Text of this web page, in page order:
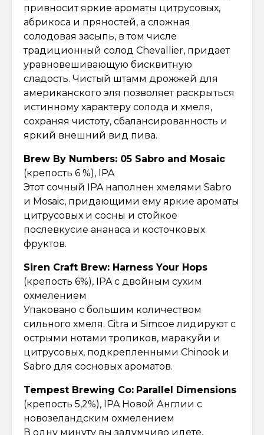
привносит яркие ароматы цитрусовых,
абрикоса и пряностей, а сложная
солодовая засыпь, в том числе
традиционный солод Chevallier, придает
уравновешивающую бисквитную
сладость. Чистый штамм дрожжей для
американского эля позволяет раскрыться
истинному характеру солода и хмеля,
сохраняя чистоту, сбалансированность и
яркий внешний вид пива.
Brew By Numbers: 05 Sabro and Mosaic
(крепость 6 %), IPA
Этот сочный IPA наполнен хмелями Sabro
и Mosaic, придающими ему яркие ароматы
цитрусовых и сосны и стойкое
послевкусие ананаса и косточковых
фруктов.
Siren Craft Brew: Harness Your Hops
(крепость 6%), IPA с двойным сухим
охмелением
Упаковано с большим количеством
сильного хмеля. Citra и Simcoe лидируют с
острыми нотами тропиков, маракуйи и
цитрусовых, подкрепленными Chinook и
Sabro для сосновых ароматов.
Tempest Brewing Co: Parallel Dimensions
(крепость 5,2%), IPA Новой Англии с
новозеландским охмелением
В одну минуту вы задумчиво идете,